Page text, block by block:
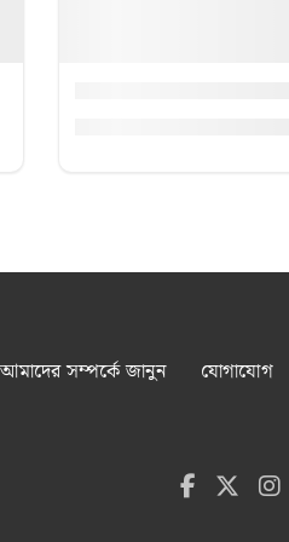
আমাদের সম্পর্কে জানুন যোগাযোগ